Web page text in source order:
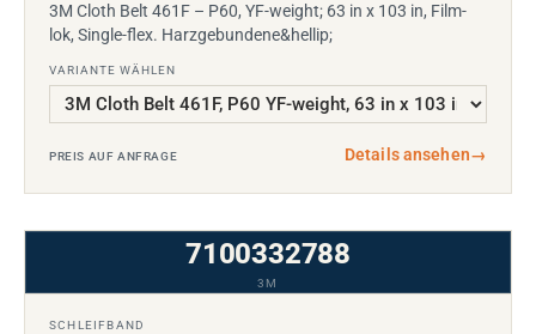
3M Cloth Belt 461F – P60, YF-weight; 63 in x 103 in, Film-
lok, Single-flex. Harzgebundene&hellip;
VARIANTE WÄHLEN
PREIS AUF ANFRAGE Details ansehen→
7100332788
3M
SCHLEIFBAND